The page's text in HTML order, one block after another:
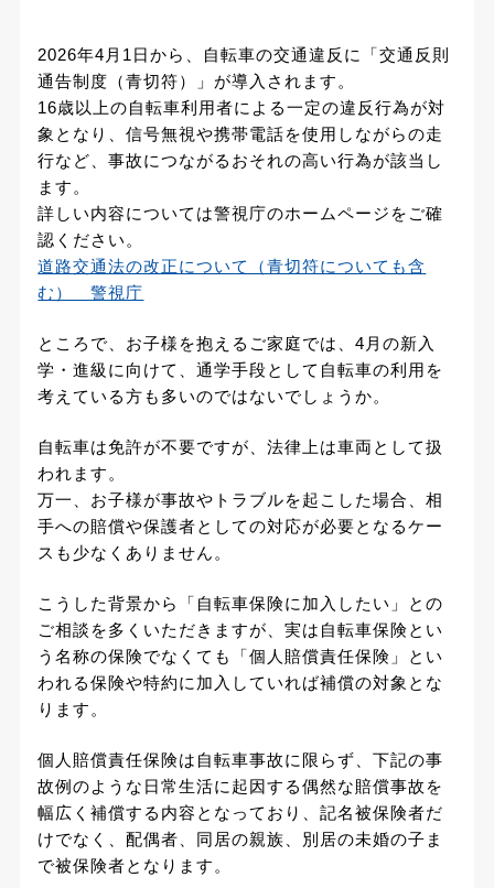
2026年4月1日から、自転車の交通違反に「交通反則
通告制度（青切符）」が導入されます。
16歳以上の自転車利用者による一定の違反行為が対
象となり、信号無視や携帯電話を使用しながらの走
行など、事故につながるおそれの高い行為が該当し
ます。
詳しい内容については警視庁のホームページをご確
認ください。
道路交通法の改正について（青切符についても含
む） 警視庁
ところで、お子様を抱えるご家庭では、4月の新入
学・進級に向けて、通学手段として自転車の利用を
考えている方も多いのではないでしょうか。
自転車は免許が不要ですが、法律上は車両として扱
われます。
万一、お子様が事故やトラブルを起こした場合、相
手への賠償や保護者としての対応が必要となるケー
スも少なくありません。
こうした背景から「自転車保険に加入したい」との
ご相談を多くいただきますが、実は自転車保険とい
う名称の保険でなくても「個人賠償責任保険」とい
われる保険や特約に加入していれば補償の対象とな
ります。
個人賠償責任保険は自転車事故に限らず、下記の事
故例のような日常生活に起因する偶然な賠償事故を
幅広く補償する内容となっており、記名被保険者だ
けでなく、配偶者、同居の親族、別居の未婚の子ま
で被保険者となります。